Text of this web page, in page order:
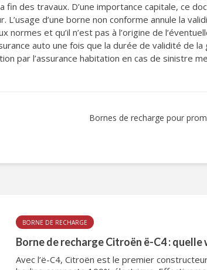
des travaux. D’une importance capitale, ce
d’une borne non conforme annule la
et qu’il n’est pas à l’origine de
auto une fois que la durée de validité de
par l’assurance habitation en cas de sinistre
Bornes de recharge pour
BORNE DE RECHARGE
Borne de recharge Citroën ë-C4 : quelle
Avec l’ë-C4, Citroën est le premier